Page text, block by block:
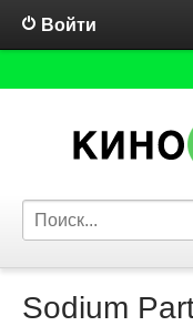
Войти
Sodium